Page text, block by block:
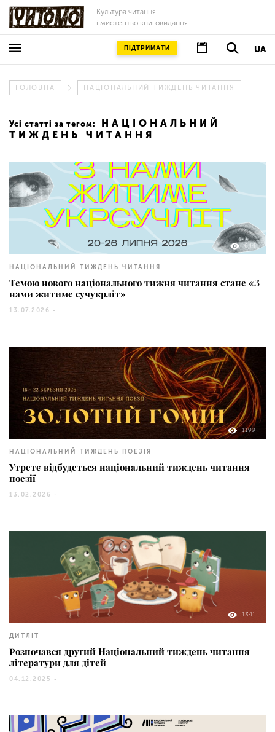
Культура читання
і мистецтво книговидання
UA
ПІДТРИМАТИ
ГОЛОВНА НАЦІОНАЛЬНИЙ ТИЖДЕНЬ ЧИТАННЯ
Усі статті за тегом:
НАЦІОНАЛЬНИЙ
ТИЖДЕНЬ ЧИТАННЯ
644
НАЦІОНАЛЬНИЙ ТИЖДЕНЬ ЧИТАННЯ
Темою нового національного тижня читання стане «З
нами житиме сучукрліт»
13.07.2026 -
1199
НАЦІОНАЛЬНИЙ ТИЖДЕНЬ ПОЕЗІЯ
Утретє відбудеться національний тиждень читання
поезії
13.02.2026 -
1341
ДИТЛІТ
Розпочався другий Національний тиждень читання
літератури для дітей
04.12.2025 -